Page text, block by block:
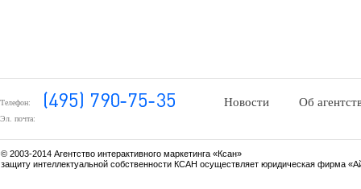
Телефон:
Эл. почта:
Новости Об
© 2003-2014 Агентство интерактивного маркетинга «Ксан»
защиту интеллектуальной собственности КСАН осуществляет юридическая фирма